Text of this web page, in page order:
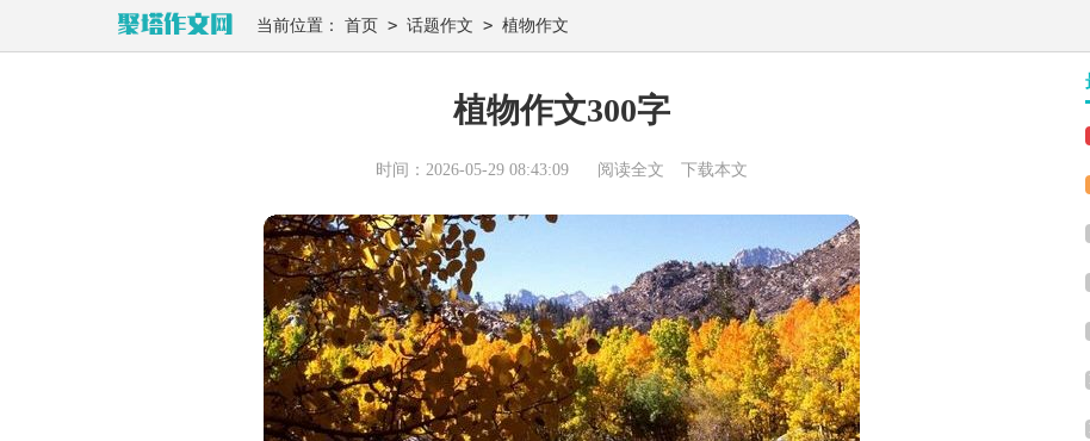
当前位置： 首页 > 话题作文 > 植物作文
植物作文300字
时间：2026-05-29 08:43:09 阅读全文 下载本文